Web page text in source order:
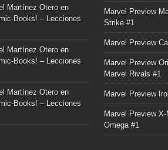
Martínez Oteroen
Books! – Lecciones
Martínez Oteroen
Books! – Lecciones
Martínez Oteroen
Books! – Lecciones
Marvel Preview
Strike #1
Marvel Preview
Marvel Preview
Marvel Rivals #1
Marvel Preview
Marvel Preview
Omega #1